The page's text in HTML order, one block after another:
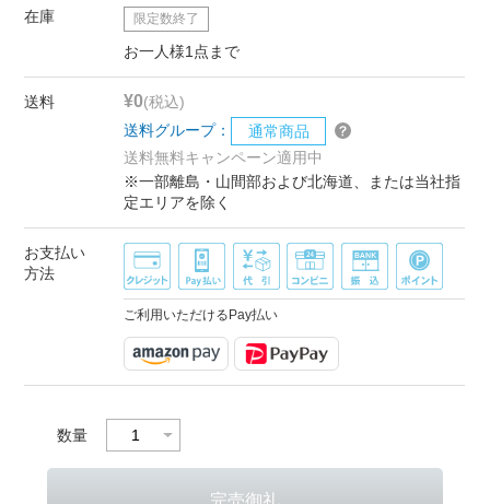
在庫 限定数終了
お一人様1点まで
送料 ¥0(税込)
送料グループ：
通常商品
送料無料キャンペーン適用中
※一部離島・山間部および北海道、または当社指
定エリアを除く
お支払い
方法
ご利用いただけるPay払い
数量